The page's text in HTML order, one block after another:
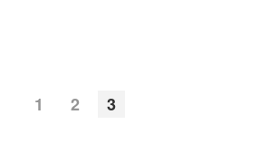
1 2 3